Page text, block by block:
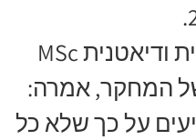
, דוקטורנטית ודיאטנית MSc
המחקר, אמרה:
על כך שלא כל